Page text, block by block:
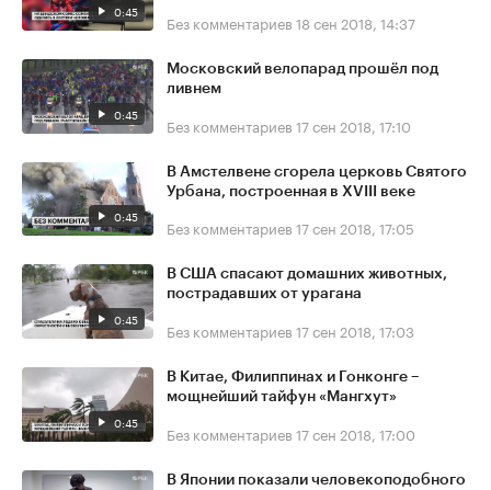
0:45 Без комментариев 18 сен 2018, 14:37
0:45
Московский велопарад прошёл под
ливнем
Без комментариев 17 сен 2018, 17:10
0:45
В Амстелвене сгорела церковь Святого
Урбана, построенная в XVIII веке
Без комментариев 17 сен 2018, 17:05
0:45
В США спасают домашних животных,
пострадавших от урагана
Без комментариев 17 сен 2018, 17:03
0:45
В Китае, Филиппинах и Гонконге –
мощнейший тайфун «Мангхут»
Без комментариев 17 сен 2018, 17:00
В Японии показали человекоподобного